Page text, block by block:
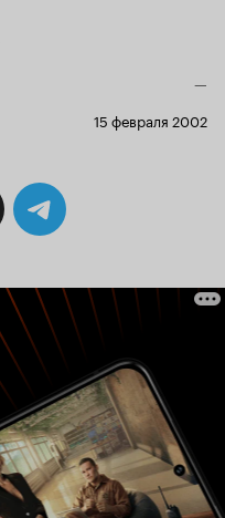
—
15 февраля 2002